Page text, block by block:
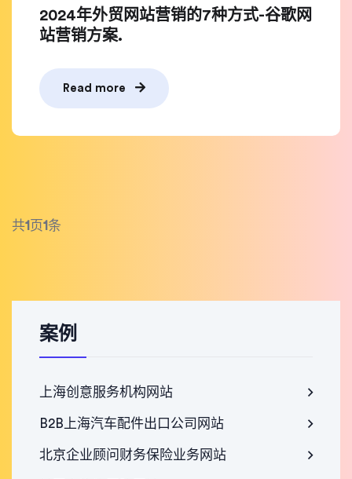
2024年外贸网站营销的7种方式-谷歌网
站营销方案.
Read more
共1 页1条
案例
上海创意服务机构网站
B2B上海汽车配件出口公司网站
北京企业顾问财务保险业务网站